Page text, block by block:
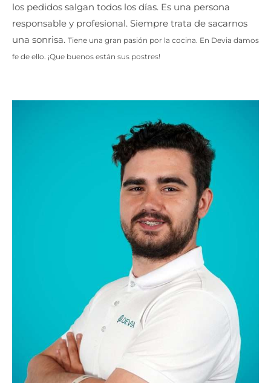
los pedidos salgan todos los días. Es una persona
responsable y profesional. Siempre trata de sacarnos
una sonrisa. Tiene una gran pasión por la cocina. En Devia damos
fe de ello. ¡Que buenos están sus postres!